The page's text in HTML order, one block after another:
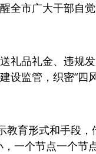
全市广大干部自
礼品礼金、违规
监管，织密“四
教育形式和手段
一个节点一个节